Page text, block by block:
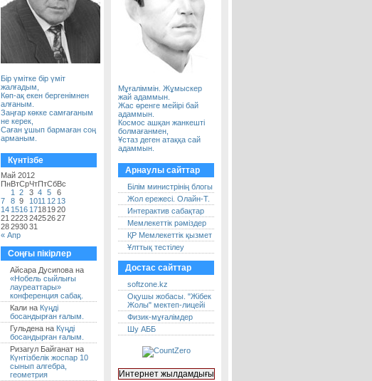
Біp үмітке біp үміт
жалғадым,
Көп-ақ екен бергенімнен
алғаным.
Заңғар көкке самғағаным
не керек,
Саған ұшып бармаған соң
арманым.
Күнтізбе
Май 2012
ПнВтСрЧтПтСбВс
« Апр
1 2 3 4 5
6
7
8 9 1011 12 13
14 1516 17181920
21 222324252627
28293031
Соңғы пікірлер
Айсара Дусипова на
«Нобель сыйлығы
лауреаттары»
конференция сабақ.
Кали на Күңді
босандырған ғалым.
Гульдена на Күңді
босандырған ғалым.
Ризагул Байганат на
Күнтізбелік жоспар 10
сынып алгебра,
геометрия
Мұғаліммін. Жұмыскер
жай адаммын.
Жас өренге мейірі бай
адаммын.
Космос ашқан жанкешті
болмағанмен,
Ұстаз деген атаққа сай
адаммын.
Арнаулы сайттар
Білім министрінің блогы
Жол ережесі. Олайн-Т.
Интерактив сабақтар
Мемлекеттік рәміздер
ҚР Мемлекеттік қызмет
Ұлттық тестілеу
Достас сайттар
softzone.kz
Оқушы жобасы. "Жібек
Жолы" мектеп-лицейі
Физик-мұғалімдер
Шу АББ